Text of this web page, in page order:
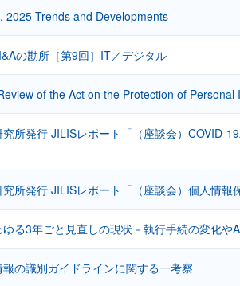
2025 Trends and Developments
の勘所［第9回］IT／デジタル
of the Act on the Protection of Personal
究所発行 JILISレポート「（座談会）
究所発行 JILISレポート「（座談会）個人情報
る3年ごと見直しの現状－執行手続の変化や
の識別ガイドラインに関する一考察